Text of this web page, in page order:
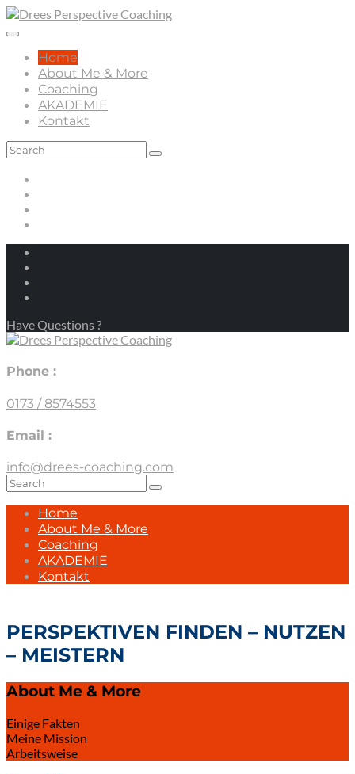
Home
About Me & More
Coaching
AKADEMIE
Kontakt
Have Questions ?
Phone :
0173 / 8574553
Email :
info@drees-coaching.com
Home
About Me & More
Coaching
AKADEMIE
Kontakt
PERSPEKTIVEN FINDEN – NUTZEN
– MEISTERN
About Me & More
Einige Fakten
Meine Mission
Arbeitsweise